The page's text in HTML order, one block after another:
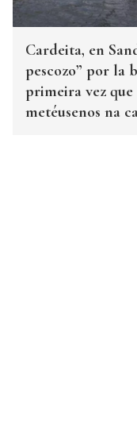
Cardeita, en
pescozo” por la
primeira vez
metéusenos na